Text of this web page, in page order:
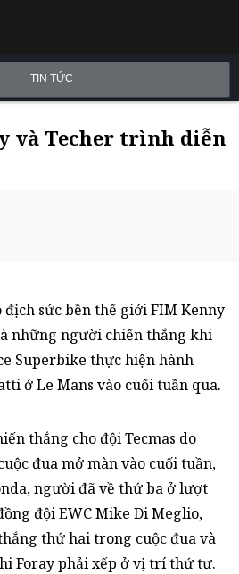
TIN TỨC
và Techer trình diễn
địch sức bền thế giới FIM Kenny
những người chiến thắng khi
Superbike thực hiện hành
ở Le Mans vào cuối tuần qua.
thắng cho đội Tecmas do
đua mở màn vào cuối tuần,
người đã về thứ ba ở lượt
đội EWC Mike Di Meglio,
thứ hai trong cuộc đua và
Foray phải xếp ở vị trí thứ tư.